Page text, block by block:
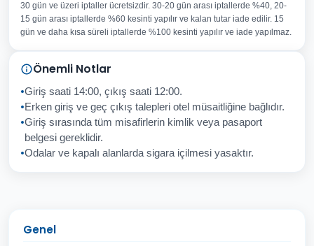
E-posta Adresiniz
Konu
Sorunuz
İptal Gönder
30 gün ve üzeri iptaller ücretsizdir. 30-20 gün arası iptallerde %40, 20-
15 gün arası iptallerde %60 kesinti yapılır ve kalan tutar iade edilir. 15
gün ve daha kısa süreli iptallerde %100 kesinti yapılır ve iade yapılmaz.
Önemli Notlar
Giriş saati 14:00, çıkış saati 12:00.
Erken giriş ve geç çıkış talepleri otel müsaitliğine bağlıdır.
Giriş sırasında tüm misafirlerin kimlik veya pasaport
belgesi gereklidir.
Odalar ve kapalı alanlarda sigara içilmesi yasaktır.
Genel